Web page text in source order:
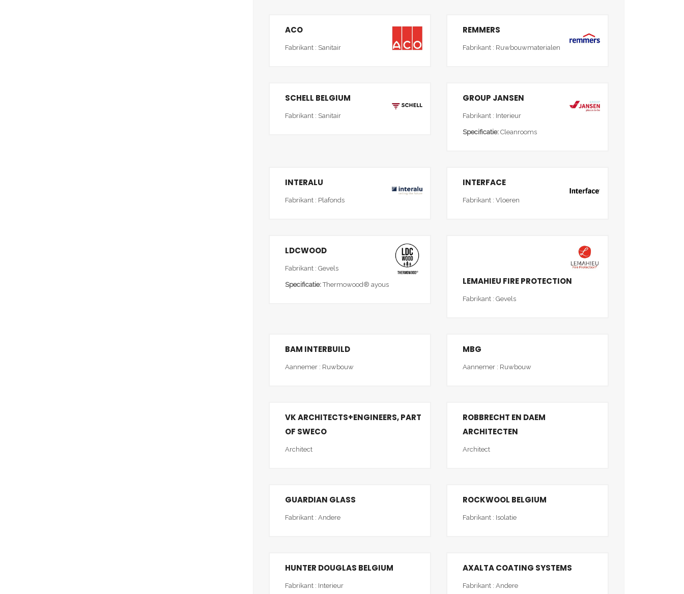
ACO
Fabrikant : Sanitair
REMMERS
Fabrikant : Ruwbouwmaterialen
SCHELL BELGIUM
Fabrikant : Sanitair
GROUP JANSEN
Fabrikant : Interieur
Specificatie: Cleanrooms
INTERALU
Fabrikant : Plafonds
INTERFACE
Fabrikant : Vloeren
LDCWOOD
Fabrikant : Gevels
Specificatie:Thermowood® ayous LEMAHIEU FIRE PROTECTION
Fabrikant : Gevels
BAM INTERBUILD
Aannemer : Ruwbouw
MBG
Aannemer : Ruwbouw
VK ARCHITECTS+ENGINEERS, PART
OF SWECO
Architect
ROBBRECHT EN DAEM
ARCHITECTEN
Architect
GUARDIAN GLASS
Fabrikant : Andere
ROCKWOOL BELGIUM
Fabrikant : Isolatie
HUNTER DOUGLAS BELGIUM
Fabrikant : Interieur
AXALTA COATING SYSTEMS
Fabrikant : Andere